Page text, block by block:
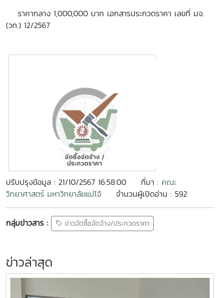
ราคากลาง 1,000,000 บาท เอกสารประกวดราคา เลขที่ มจ.
(วท.) 12/2567
ปรับปรุงข้อมูล : 21/10/2567 16:58:00 ที่มา : คณะ
วิทยาศาสตร์ มหาวิทยาลัยแม่โจ้
จำนวนผู้เปิดอ่าน : 592
กลุ่มข่าวสาร : ข่าวจัดซื้อจัดจ้าง/ประกวดราคา
ข่าวล่าสุด